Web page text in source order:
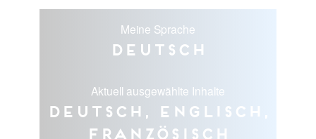
Meine Sprache
Deutsch
Aktuell ausgewählte Inhalte
Deutsch, Englisch,
Französisch